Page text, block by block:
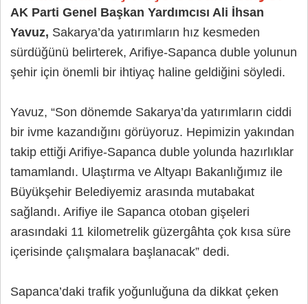
AK Parti Genel Başkan Yardımcısı Ali İhsan
Yavuz, Sakarya’da yatırımların hız kesmeden
sürdüğünü belirterek, Arifiye-Sapanca duble yolunun
şehir için önemli bir ihtiyaç haline geldiğini söyledi.
Yavuz, “Son dönemde Sakarya’da yatırımların ciddi
bir ivme kazandığını görüyoruz. Hepimizin yakından
takip ettiği Arifiye-Sapanca duble yolunda hazırlıklar
tamamlandı. Ulaştırma ve Altyapı Bakanlığımız ile
Büyükşehir Belediyemiz arasında mutabakat
sağlandı. Arifiye ile Sapanca otoban gişeleri
arasındaki 11 kilometrelik güzergâhta çok kısa süre
içerisinde çalışmalara başlanacak” dedi.
Sapanca’daki trafik yoğunluğuna da dikkat çeken